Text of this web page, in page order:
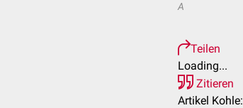
A
Teilen
Loading...
Zitieren
Artikel Kohle: